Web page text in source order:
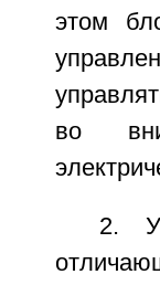
этом
во
2.